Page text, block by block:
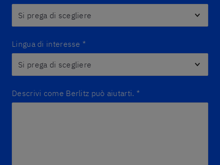
Lingua di interesse *
Descrivi come Berlitz può aiutarti. *